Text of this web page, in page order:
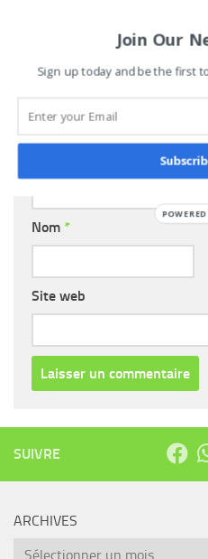
LAISSER UN
Commentaire*
Nom *
Site web
SUIVRE
ARCHIVES
Archives
Join Our
Sign up today and be the first